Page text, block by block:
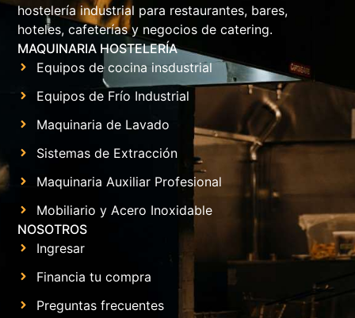
hostelería industrial para restaurantes, bares,
hoteles, cafeterías y negocios de catering.
MAQUINARIA HOSTELERÍA
Equipos de cocina insdustrial
Equipos de Frío Industrial
Maquinaria de Lavado
Sistemas de Extracción
Maquinaria Auxiliar Profesional
Mobiliario y Acero Inoxidable
NOSOTROS
Ingresar
Financia tu compra
Preguntas frecuentes